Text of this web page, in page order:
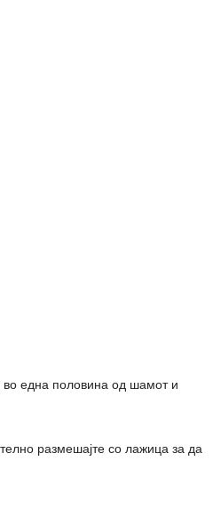
во една половина од шамот и
размешајте со лажица за да